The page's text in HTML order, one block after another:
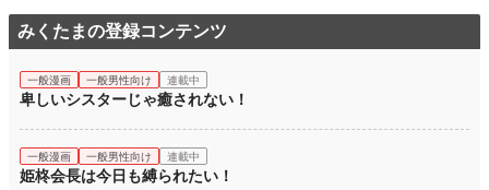
みくたまの登録コンテンツ
一般漫画 一般男性向け 連載中
卑しいシスターじゃ癒されない！
一般漫画 一般男性向け 連載中
姫柊会長は今日も縛られたい！